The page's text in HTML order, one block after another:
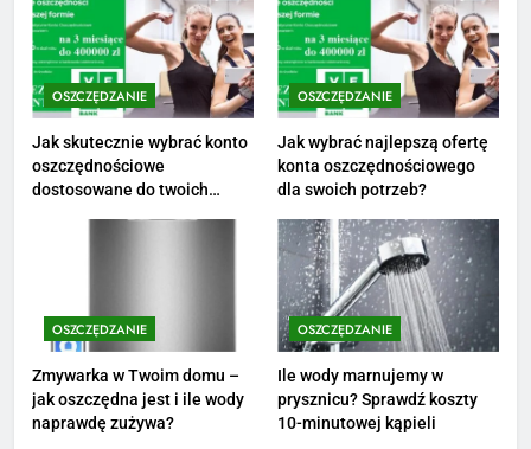
poznaj średnie zarobki na tym
stanowisku
ZAROBKI
3
Ile zarabia florysta — średnie
zarobki, dodatki i sposoby na
podwyżkę
ZAROBKI
Ile zarabia nauczyciel
matematyki: średnie zarobki,
dodatki i perspektywy
ZAROBKI
5
OSZCZĘDZANIE
Jak skutecznie wybrać konto
oszczędnościowe
dostosowane do twoich
OSZCZĘDZANIE
Jak wybrać najlepszą ofertę
konta oszczędnościowego
dla swoich potrzeb?
OSZCZĘDZANIE
Zmywarka w Twoim domu –
jak oszczędna jest i ile wody
naprawdę zużywa?
OSZCZĘDZANIE
Ile wody marnujemy w
prysznicu? Sprawdź koszty
10-minutowej kąpieli